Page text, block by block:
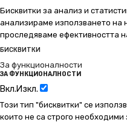
Бисквитки за анализ и
анализираме използването на
проследяваме ефективността
БИСКВИТКИ
За функционалности
ЗА ФУНКЦИОНАЛНОСТИ
Вкл.Изкл.
Този тип "бисквитки" се
които не са строго